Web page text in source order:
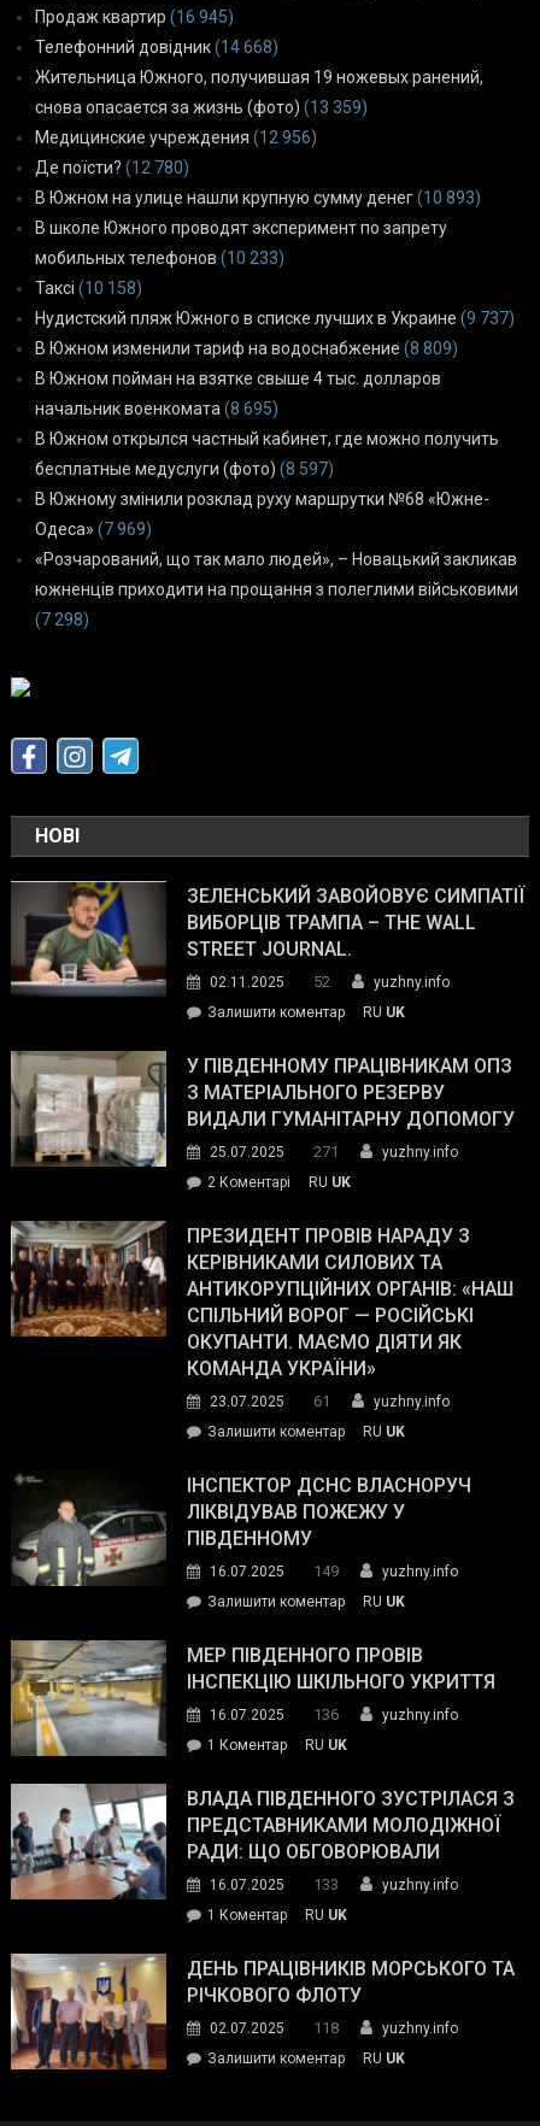
Продаж квартир (16 945)
Телефонний довідник(14 668)
Жительница Южного, получившая 19 ножевых ранений,
снова опасается за жизнь (фото) (13 359)
Медицинские учреждения (12 956)
Де поїсти? (12 780)
В Южном на улице нашли крупную сумму денег(10 893)
В школе Южного проводят эксперимент по запрету
мобильных телефонов (10 233)
Таксі (10 158)
Нудистский пляж Южного в списке лучших в Украине (9 737)
В Южном изменили тариф на водоснабжение (8 809)
В Южном пойман на взятке свыше 4 тыс. долларов
начальник военкомата (8 695)
В Южном открылся частный кабинет, где можно получить
бесплатные медуслуги (фото) (8 597)
В Южному змінили розклад руху маршрутки №68 «Южне-
Одеса» (7 969)
«Розчарований, що так мало людей», – Новацький закликав
южненців приходити на прощання з полеглими військовими
(7 298)
НОВІ
ЗЕЛЕНСЬКИЙ ЗАВОЙОВУЄ СИМПАТІЇ
ВИБОРЦІВ ТРАМПА – THE WALL
STREET JOURNAL.
02.11.2025 52
yuzhny.info
Залишити коментарon
завойовує
симпатії
виборців
The
Street
Journal.
RU UK
У ПІВДЕННОМУ ПРАЦІВНИКАМ ОПЗ
З МАТЕРІАЛЬНОГО РЕЗЕРВУ
ВИДАЛИ ГУМАНІТАРНУ ДОПОМОГУ
25.07.2025 271
yuzhny.info
2 Коментарі
Південному
працівникам
ОПЗ
з
матеріального
резерву
гуманітарну
допомогу
RU UK
ПРЕЗИДЕНТ ПРОВІВ НАРАДУ З
КЕРІВНИКАМИ СИЛОВИХ ТА
АНТИКОРУПЦІЙНИХ ОРГАНІВ: «НАШ
СПІЛЬНИЙ ВОРОГ — РОСІЙСЬКІ
ОКУПАНТИ. МАЄМО ДІЯТИ ЯК
КОМАНДА УКРАЇНИ»
23.07.2025 61
yuzhny.info
Залишити коментарon
провів
нараду
силових
та
органів:
«Наш
спільний
окупанти.
Маємо
діяти
команда
RU UK
ІНСПЕКТОР ДСНС ВЛАСНОРУЧ
ЛІКВІДУВАВ ПОЖЕЖУ У
ПІВДЕННОМУ
16.07.2025 149
yuzhny.info
Залишити коментарon
ДСНС
власноруч
пожежу
у
RU UK
МЕР ПІВДЕННОГО ПРОВІВ
ІНСПЕКЦІЮ ШКІЛЬНОГО УКРИТТЯ
16.07.2025 136
yuzhny.info
1 Коментардо
Південного
провів
інспекцію
укриття
RU UK
ВЛАДА ПІВДЕННОГО ЗУСТРІЛАСЯ З
ПРЕДСТАВНИКАМИ МОЛОДІЖНОЇ
РАДИ: ЩО ОБГОВОРЮВАЛИ
16.07.2025 133
yuzhny.info
1 Коментардо
Південного
зустрілася
представниками
молодіжної
RU UK
ДЕНЬ ПРАЦІВНИКІВ МОРСЬКОГО ТА
РІЧКОВОГО ФЛОТУ
02.07.2025 118
yuzhny.info
Залишити коментарon
RU UK